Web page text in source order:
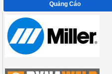
Quảng Cáo